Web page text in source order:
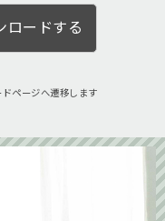
ロードする
ページへ遷移します